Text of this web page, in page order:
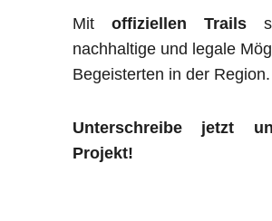
Mitoffiziellen Trails
nachhaltige und legale
Begeisterten in der Region.
Unterschreibe jetzt
Projekt!